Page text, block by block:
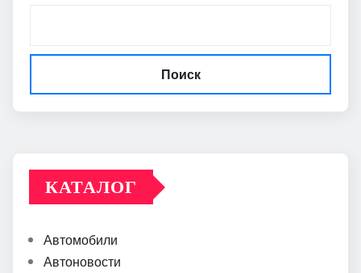
Поиск
КАТАЛОГ
Автомобили
Автоновости